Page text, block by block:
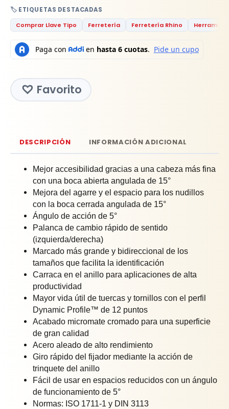
🏷️ ETIQUETAS DESTACADAS
Comprar Llave Tipo
Ferretería Ferretería Rhino
Favorito
DESCRIPCIÓN INFORMACIÓN ADICIONAL
Mejor accesibilidad gracias a una cabeza más fina
con una boca abierta angulada de 15°
Mejora del agarre y el espacio para los nudillos
con la boca cerrada angulada de 15°
Ángulo de acción de 5°
Palanca de cambio rápido de sentido
(izquierda/derecha)
Marcado más grande y bidireccional de los
tamaños que facilita la identificación
Carraca en el anillo para aplicaciones de alta
productividad
Mayor vida útil de tuercas y tornillos con el perfil
Dynamic Profile™ de 12 puntos
Acabado micromate cromado para una superficie
de gran calidad
Acero aleado de alto rendimiento
Giro rápido del fijador mediante la acción de
trinquete del anillo
Fácil de usar en espacios reducidos con un ángulo
de funcionamiento de 5°
Normas: ISO 1711-1 y DIN 3113